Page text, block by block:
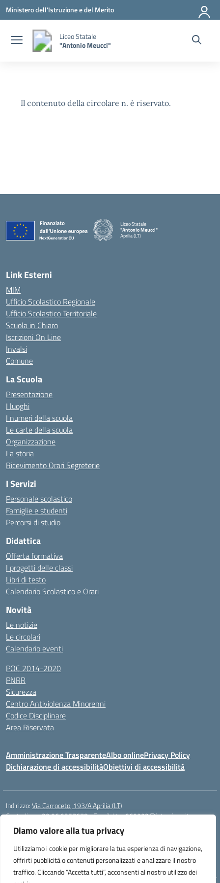
Diamo valore alla tua privacy
Utilizziamo i cookie per migliorare la tua esperienza di navigazione,
offrirti pubblicità o contenuti personalizzati e analizzare il nostro
traffico. Cliccando “Accetta tutti”, acconsenti al nostro utilizzo dei
Vai ai contenuti
Vai al menu di navigazione
Vai al footer
Ministero dell'Istruzione e del Merito
Liceo Statale
"Antonio Meucci"
Il contenuto della circolare n. è riservato.
Liceo Statale
"Antonio Meucci"
Aprilia (LT)
Link Esterni
MIM
Ufficio Scolastico Regionale
Ufficio Scolastico Territoriale
Scuola in Chiaro
Iscrizioni On Line
Invalsi
Comune
La Scuola
Presentazione
I luoghi
I numeri della scuola
Le carte della scuola
Organizzazione
La storia
Ricevimento Orari Segreterie
I Servizi
Personale scolastico
Famiglie e studenti
Percorsi di studio
Didattica
Offerta formativa
I progetti delle classi
Libri di testo
Calendario Scolastico e Orari
Novità
Le notizie
Le circolari
Calendario eventi
POC 2014-2020
PNRR
Sicurezza
Centro Antiviolenza Minorenni
Codice Disciplinare
Area Riservata
Amministrazione TrasparenteAlbo onlinePrivacy Policy
Dichiarazione di accessibilitàObiettivi di accessibilità
Indirizzo:Via Carroceto, 193/A Aprilia (LT)
Centralino:+39 06 9257678 Email:Ltps060002@istruzione.it
Posta elettronica certificata (PEC): Ltps060002@pec.istruzione.it
Codice fiscale: 91001930592
Codice meccanografico: LTPS060002